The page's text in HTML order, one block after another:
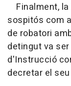
Finalment, la
sospitós com
de robatori
detingut va
d'Instrucció
decretar el